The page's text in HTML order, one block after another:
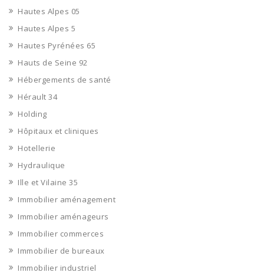
Hautes Alpes 05
Hautes Alpes 5
Hautes Pyrénées 65
Hauts de Seine 92
Hébergements de santé
Hérault 34
Holding
Hôpitaux et cliniques
Hotellerie
Hydraulique
Ille et Vilaine 35
Immobilier aménagement
Immobilier aménageurs
Immobilier commerces
Immobilier de bureaux
Immobilier industriel